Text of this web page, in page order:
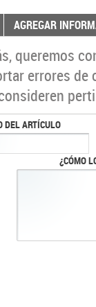
AGREGAR
queremos
errores
DEL ARTÍCULO
¿CÓMO